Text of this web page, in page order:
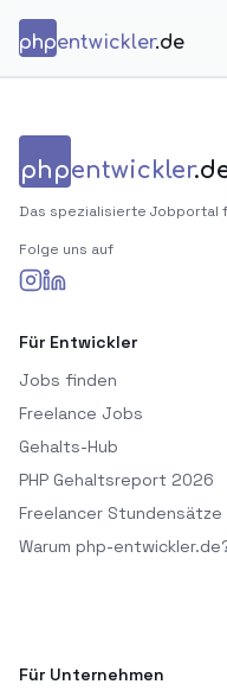
phpentwickler.de
phpentwickler
Das spezialisierte Jobportal
Folge uns auf
Für Entwickler
Jobs finden
Freelance Jobs
Gehalts-Hub
PHP Gehaltsreport 2026
Freelancer Stundensätze
Warum php-
Für Unternehmen